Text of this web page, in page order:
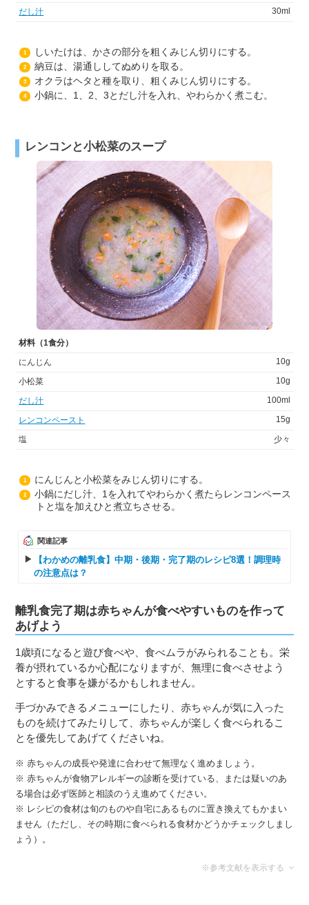
だし汁 30ml
1 しいたけは、かさの部分を粗くみじん切りにする。
2 納豆は、湯通ししてぬめりを取る。
3 オクラはヘタと種を取り、粗くみじん切りにする。
4 小鍋に、1、2、3とだし汁を入れ、やわらかく煮こむ。
レンコンと小松菜のスープ
材料（1食分）
にんじん
10g
小松菜 10g
だし汁 100ml
レンコンペースト 15g
塩 少々
1 にんじんと小松菜をみじん切りにする。
2
小鍋にだし汁、1を入れてやわらかく煮たらレンコンペース
トと塩を加えひと煮立ちさせる。
関連記事
【わかめの離乳食】中期・後期・完了期のレシピ8選！調理時
の注意点は？
離乳食完了期は赤ちゃんが食べやすいものを作って
あげよう
1歳頃になると遊び食べや、食べムラがみられることも。栄
養が摂れているか心配になりますが、無理に食べさせよう
とすると食事を嫌がるかもしれません。
手づかみできるメニューにしたり、赤ちゃんが気に入った
ものを続けてみたりして、赤ちゃんが楽しく食べられるこ
とを優先してあげてくださいね。
※ 赤ちゃんの成長や発達に合わせて無理なく進めましょう。
※ 赤ちゃんが食物アレルギーの診断を受けている、または疑いのあ
る場合は必ず医師と相談のうえ進めてください。
※ レシピの食材は旬のものや自宅にあるものに置き換えてもかまい
ません（ただし、その時期に食べられる食材かどうかチェックしまし
ょう）。
※参考文献を表示する